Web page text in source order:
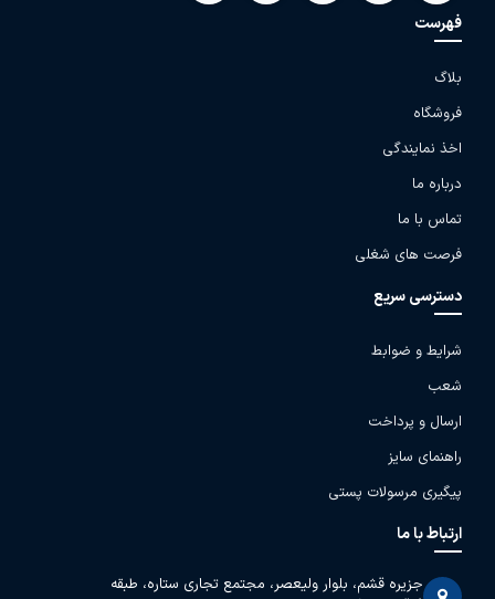
فهرست
بلاگ
فروشگاه
اخذ نمایندگی
درباره ما
تماس با ما
فرصت های شغلی
دسترسی سریع
شرایط و ضوابط
شعب
ارسال و پرداخت
راهنمای سایز
پیگیری مرسولات پستی
ارتباط با ما
جزیره قشم، بلوار ولیعصر، مجتمع تجاری ستاره، طبقه